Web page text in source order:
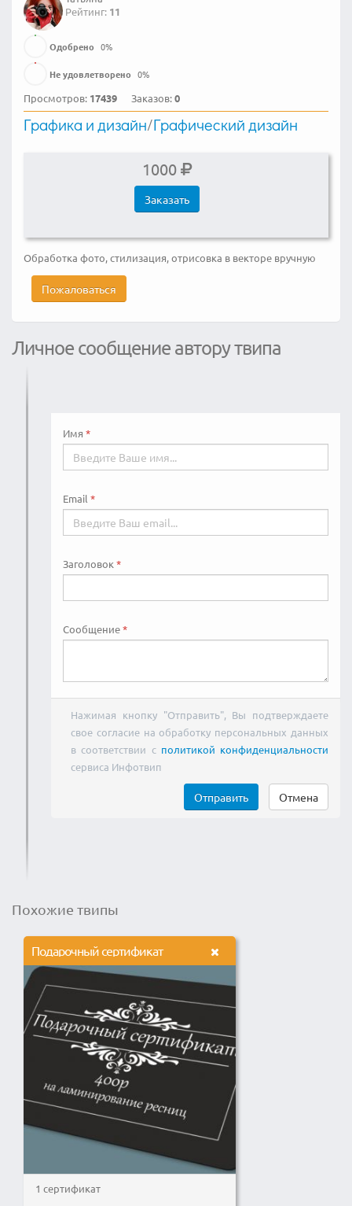
Рейтинг: 11
Одобрено 0%
Не удовлетворено 0%
Просмотров: 17439 Заказов:0
Графика и дизайн/Графический дизайн
1000
Заказать
Обработка фото, стилизация, отрисовка в векторе вручную
Пожаловаться
Личное сообщение автору твипа
Имя
Email
Заголовок
Сообщение
Нажимая кнопку "Отправить", Вы подтверждаете
свое согласие на обработку персональных данных
в соответствии с политикой конфиденциальности
сервиса Инфотвип
Отправить Отмена
Похожие твипы
Подарочный сертификат
1 сертификат